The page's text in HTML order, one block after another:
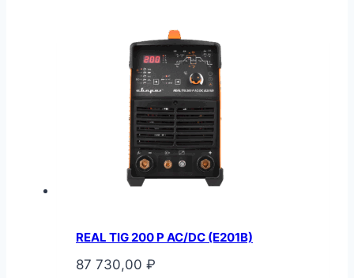
REAL TIG 200 P AC/DC (E201B)
87 730,00 ₽